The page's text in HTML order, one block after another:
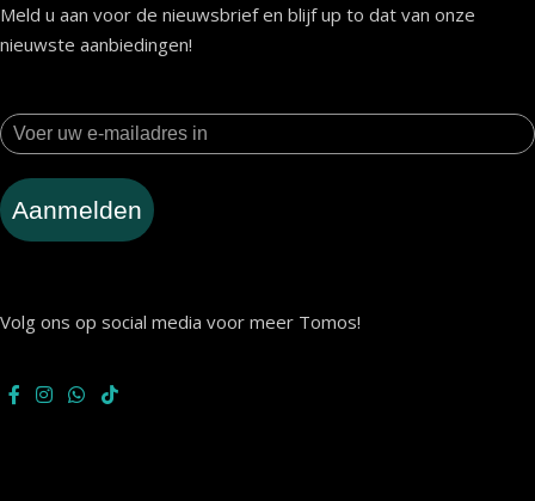
Meld u aan voor de nieuwsbrief en blijf up to dat van onze
nieuwste aanbiedingen!
Aanmelden
Volg ons op social media voor meer Tomos!